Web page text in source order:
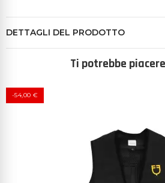
DETTAGLI DEL PRODOTTO
Ti potrebbe
-54,00 €